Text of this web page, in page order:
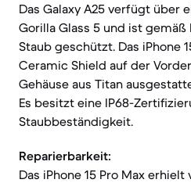
Das Galaxy A25 verfügt über
Gorilla Glass 5 und ist gemäß
Staub geschützt. Das iPhone
Ceramic Shield auf der
Gehäuse aus Titan
Es besitzt eine IP68-
Staubbeständigkeit.
Reparierbarkeit:
Das iPhone 15 Pro Max